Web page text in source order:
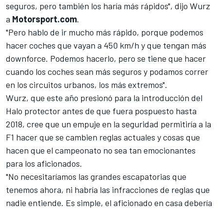
seguros, pero también los haría más rápidos", dijo Wurz
a Motorsport.com.
"Pero hablo de ir mucho más rápido, porque podemos
hacer coches que vayan a 450 km/h y que tengan más
downforce. Podemos hacerlo, pero se tiene que hacer
cuando los coches sean más seguros y podamos correr
en los circuitos urbanos, los más extremos".
Wurz, que este año presionó para la introducción del
Halo protector antes de que fuera pospuesto hasta
2018, cree que un empuje en la seguridad permitiría a la
F1 hacer que se cambien reglas actuales y cosas que
hacen que el campeonato no sea tan emocionantes
para los aficionados.
"No necesitaríamos las grandes escapatorias que
tenemos ahora, ni habría las infracciones de reglas que
nadie entiende. Es simple, el aficionado en casa debería